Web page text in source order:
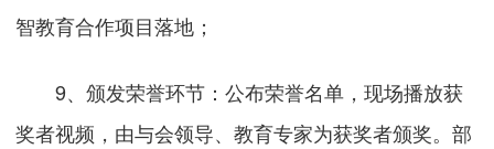
智教育合作项目落地；
9、颁发荣誉环节：公布荣誉名单，现场播放获
奖者视频，由与会领导、教育专家为获奖者颁奖。部